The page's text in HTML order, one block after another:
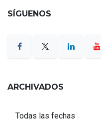
SÍGUENOS
ARCHIVADOS